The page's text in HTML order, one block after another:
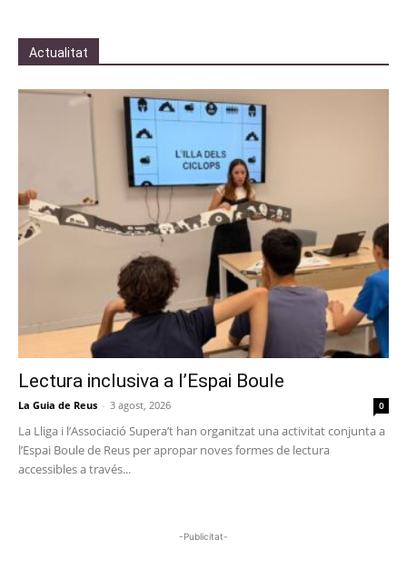
Actualitat
Lectura inclusiva a l’Espai Boule
La Guia de Reus - 3 agost, 2026 0
La Lliga i l’Associació Supera’t han organitzat una activitat conjunta a
l’Espai Boule de Reus per apropar noves formes de lectura
accessibles a través...
-Publicitat-